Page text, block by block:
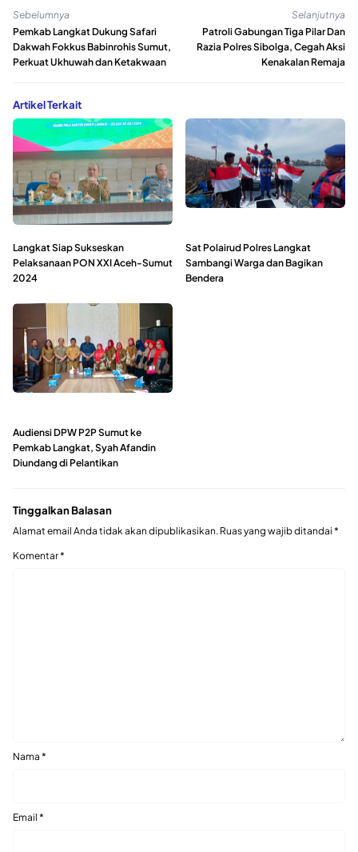
Sebelumnya
Pemkab Langkat Dukung Safari
Dakwah Fokkus Babinrohis Sumut,
Perkuat Ukhuwah dan Ketakwaan
Selanjutnya
Patroli Gabungan Tiga Pilar Dan
Razia Polres Sibolga, Cegah Aksi
Kenakalan Remaja
Artikel Terkait
Langkat Siap Sukseskan
Pelaksanaan PON XXI Aceh-Sumut
2024
Sat Polairud Polres Langkat
Sambangi Warga dan Bagikan
Bendera
Audiensi DPW P2P Sumut ke
Pemkab Langkat, Syah Afandin
Diundang di Pelantikan
Tinggalkan Balasan
Alamat email Anda tidak akan dipublikasikan. Ruas yang wajib ditandai *
Komentar*
Nama *
Email *